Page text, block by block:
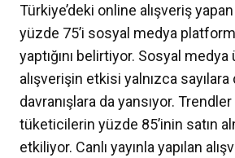
Türkiye’deki online alışveriş
yüzde 75’i sosyal medya
yaptığını belirtiyor. Sosyal
alışverişin etkisi yalnızca sayılara
davranışlara da yansıyor.
tüketicilerin yüzde 85’inin satın
etkiliyor. Canlı yayınla yapılan